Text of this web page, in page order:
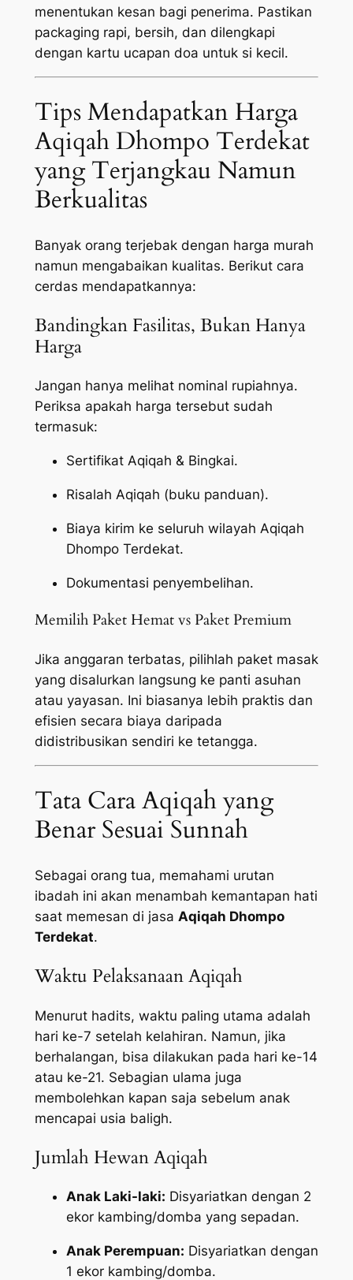
menentukan kesan bagi penerima. Pastikan
packaging rapi, bersih, dan dilengkapi
dengan kartu ucapan doa untuk si kecil.
Tips Mendapatkan Harga
Aqiqah Dhompo Terdekat
yang Terjangkau Namun
Berkualitas
Banyak orang terjebak dengan harga murah
namun mengabaikan kualitas. Berikut cara
cerdas mendapatkannya:
Bandingkan Fasilitas, Bukan Hanya
Harga
Jangan hanya melihat nominal rupiahnya.
Periksa apakah harga tersebut sudah
termasuk:
Sertifikat Aqiqah & Bingkai.
Risalah Aqiqah (buku panduan).
Biaya kirim ke seluruh wilayah Aqiqah
Dhompo Terdekat.
Dokumentasi penyembelihan.
Memilih Paket Hemat vs Paket Premium
Jika anggaran terbatas, pilihlah paket masak
yang disalurkan langsung ke panti asuhan
atau yayasan. Ini biasanya lebih praktis dan
efisien secara biaya daripada
didistribusikan sendiri ke tetangga.
Tata Cara Aqiqah yang
Benar Sesuai Sunnah
Sebagai orang tua, memahami urutan
ibadah ini akan menambah kemantapan hati
saat memesan di jasa Aqiqah Dhompo
Terdekat.
Waktu Pelaksanaan Aqiqah
Menurut hadits, waktu paling utama adalah
hari ke-7 setelah kelahiran. Namun, jika
berhalangan, bisa dilakukan pada hari ke-14
atau ke-21. Sebagian ulama juga
membolehkan kapan saja sebelum anak
mencapai usia baligh.
Jumlah Hewan Aqiqah
Anak Laki-laki: Disyariatkan dengan 2
ekor kambing/domba yang sepadan.
Anak Perempuan: Disyariatkan dengan
1 ekor kambing/domba.